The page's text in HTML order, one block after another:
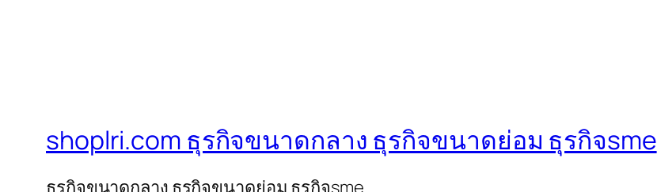
shoplri.com ธุรกิจขนาดกลาง ธุรกิจขนาดย่อม ธุรกิจsme
ธุรกิจขนาดกลาง ธุรกิจขนาดย่อม ธุรกิจsme